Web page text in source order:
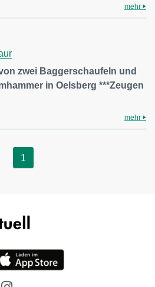
mehr
zwei Baggerschaufeln und
in Oelsberg ***Zeugen
mehr
1